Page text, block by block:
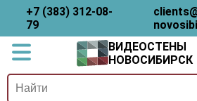
+7 (383) 312-08-
79
ВИДЕОСТЕНЫ
НОВОСИБИРСК